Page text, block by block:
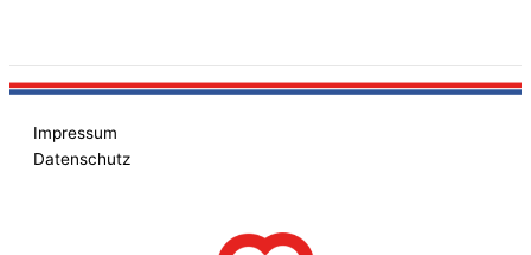
Impressum
Datenschutz